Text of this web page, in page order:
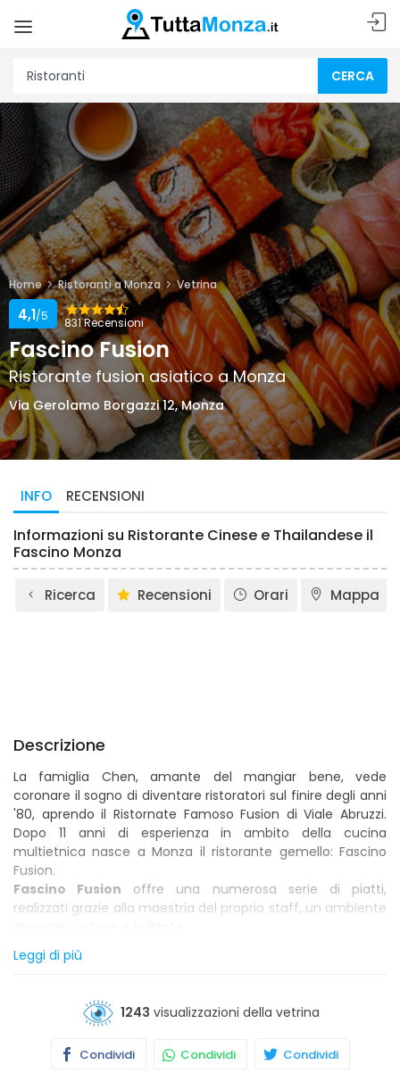
CERCA
Home Ristoranti a Monza Vetrina
831 Recensioni
4,1/5
Fascino Fusion
Ristorante fusion asiatico a Monza
Via Gerolamo Borgazzi 12, Monza
INFO RECENSIONI
Informazioni su Ristorante Cinese e Thailandese il
Fascino Monza
Ricerca Recensioni Orari Mappa
Descrizione
La famiglia Chen, amante del mangiar bene, vede
coronare il sogno di diventare ristoratori sul finire degli anni
'80, aprendo il Ristornate Famoso Fusion di Viale Abruzzi.
Dopo 11 anni di esperienza in ambito della cucina
multietnica nasce a Monza il ristorante gemello: Fascino
Fusion.
Fascino Fusion offre una numerosa serie di piatti,
realizzati grazie alla maestria del proprio staff, un ambiente
L'immancabile fantasia dei proprietari lo rende un punto di
riferimento per coloro che vogliono provare i rinomati piatti
pietanze sono condite dal più importante degli ingredienti:
la passione.
Leggi di più
1243 visualizzazioni della vetrina
Condividi Condividi Condividi